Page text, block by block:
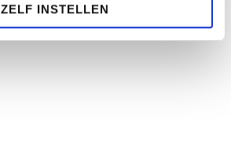
ZELF INSTELLEN